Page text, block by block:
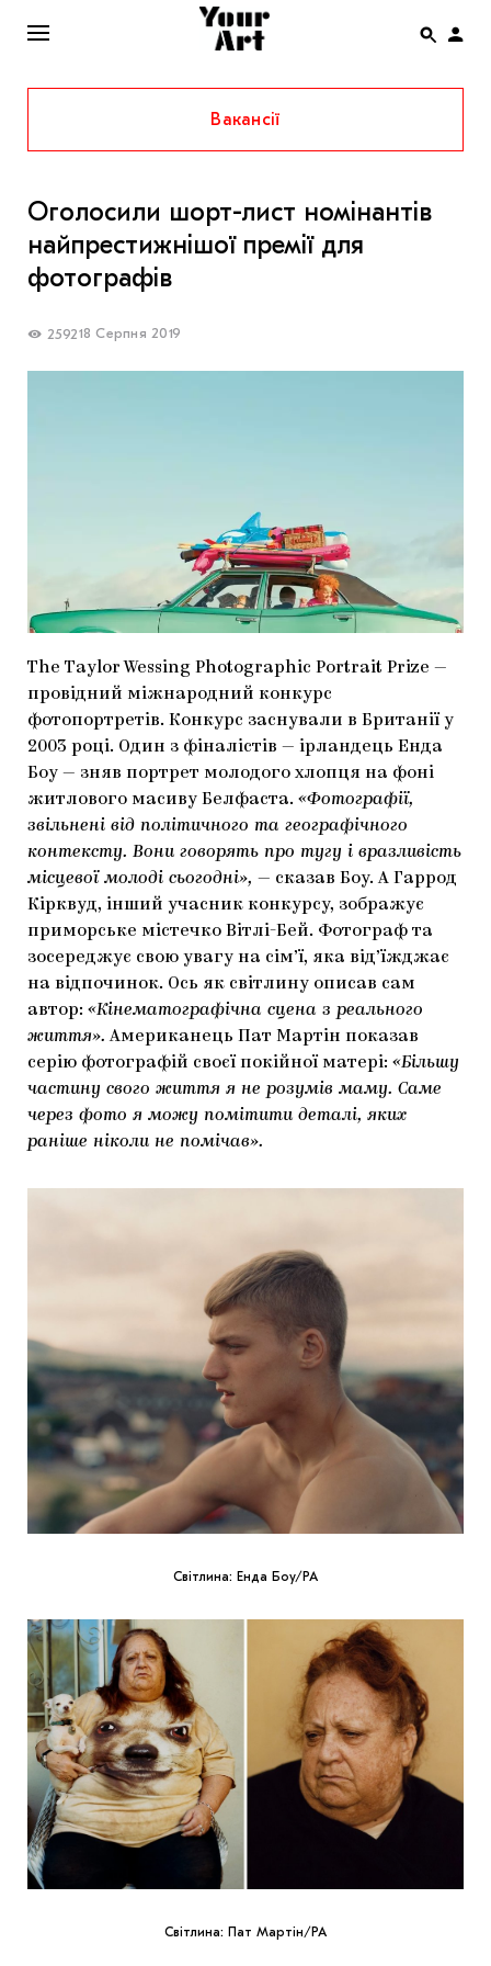
ENG
НОВИНИ
ІНТЕРВ’Ю
ДОСЛІДНИЦЬКА ПЛАТФОРМА
ЗАПАЛЕННЯ
Вакансії
Оголосили шорт-лист номінантів
найпрестижнішої премії для
фотографів
259218 Серпня 2019
The Taylor Wessing Photographic Portrait Prize —
провідний міжнародний конкурс
фотопортретів. Конкурс заснували в Британії у
2003 році. Один з фіналістів — ірландець Енда
Боу — зняв портрет молодого хлопця на фоні
житлового масиву Белфаста. «Фотографії,
звільнені від політичного та географічного
контексту. Вони говорять про тугу і вразливість
місцевої молоді сьогодні», — сказав Боу. А Гаррод
Кірквуд, інший учасник конкурсу, зображує
приморське містечко Вітлі-Бей. Фотограф та
зосереджує свою увагу на сім’ї, яка від’їжджає
на відпочинок. Ось як світлину описав сам
автор: «Кінематографічна сцена з реального
життя». Американець Пат Мартін показав
серію фотографій своєї покійної матері: «Більшу
частину свого життя я не розумів маму. Саме
через фото я можу помітити деталі, яких
раніше ніколи не помічав».
Світлина: Енда Боу/PA
Світлина: Пат Мартін/РА